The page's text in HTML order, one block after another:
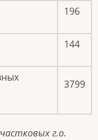
196
144
3799
г.о.